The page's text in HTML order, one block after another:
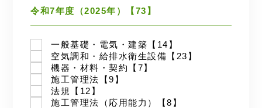
令和7年度（2025年）【73】
一般基礎・電気・建築【14】
空気調和・給排水衛生設備【23】
機器・材料・契約【7】
施工管理法【9】
法規【12】
施工管理法（応用能力）【8】